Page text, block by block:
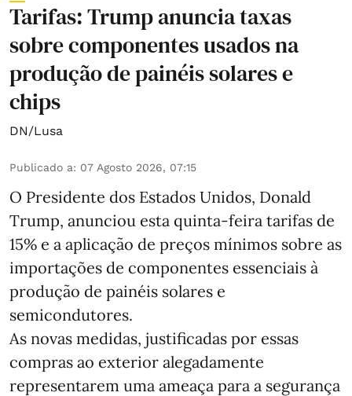
Tarifas: Trump anuncia taxas
sobre componentes usados na
produção de painéis solares e
chips
DN/Lusa
Publicado a: 07 Agosto 2026, 07:15
O Presidente dos Estados Unidos, Donald
Trump, anunciou esta quinta-feira tarifas de
15% e a aplicação de preços mínimos sobre as
importações de componentes essenciais à
produção de painéis solares e
semicondutores.
As novas medidas, justificadas por essas
compras ao exterior alegadamente
representarem uma ameaça para a segurança